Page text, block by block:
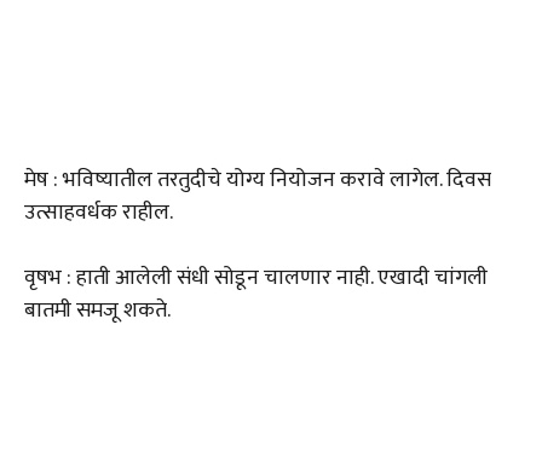
मेष : भविष्यातील तरतुदीचे योग्य नियोजन करावे लागेल. दिवस
उत्साहवर्धक राहील.
वृषभ : हाती आलेली संधी सोडून चालणार नाही. एखादी चांगली
बातमी समजू शकते.